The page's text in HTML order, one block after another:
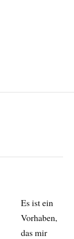
Es ist ein
Vorhaben,
das mir